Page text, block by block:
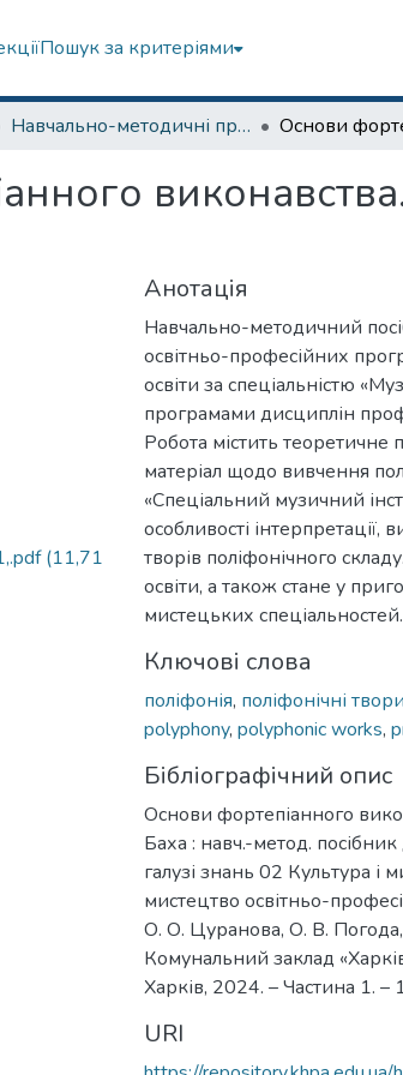
Пошук за критеріями
Навчально-методичні праці
(11,71
Анотація
Навчально-методичний
освітньо-професійних
освіти за спеціальністю
програмами дисциплін
Робота містить теоретичне
матеріал щодо вивчення
«Спеціальний музичний
особливості
творів поліфонічного
освіти, а також стане у
мистецьких спеціальностей.
Ключові слова
поліфонія, поліфонічні твори
polyphony, polyphonic works,
Бібліографічний опис
Основи фортепіанного
Баха : навч.-метод. посібник
галузі знань 02 Культура і
мистецтво освітньо-
О. О. Цуранова, О. В.
Комунальний заклад
Харків, 2024. – Частина 1. –
URI